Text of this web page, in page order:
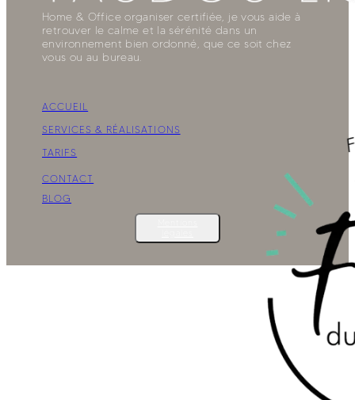
ACCUEIL
SERVICES & RÉALISATIONS
TARIFS
Home & Office organiser certifiée, je vous aide à
retrouver le calme et la sérénité dans un
environnement bien ordonné, que ce soit chez
vous ou au bureau.
CONTACT
BLOG